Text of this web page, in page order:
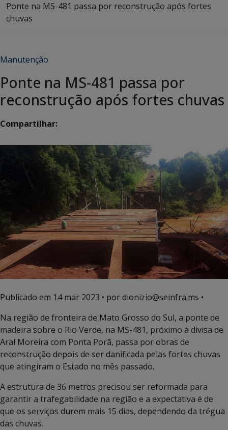
Ponte na MS-481 passa por reconstrução após fortes
chuvas
Manutenção
Ponte na MS-481 passa por
reconstrução após fortes chuvas
Compartilhar:
Publicado em 14 mar 2023 • por dionizio@seinfra.ms •
Na região de fronteira de Mato Grosso do Sul, a ponte de
madeira sobre o Rio Verde, na MS-481, próximo à divisa de
Aral Moreira com Ponta Porã, passa por obras de
reconstrução depois de ser danificada pelas fortes chuvas
que atingiram o Estado no mês passado.
A estrutura de 36 metros precisou ser reformada para
garantir a trafegabilidade na região e a expectativa é de
que os serviços durem mais 15 dias, dependendo da trégua
das chuvas.